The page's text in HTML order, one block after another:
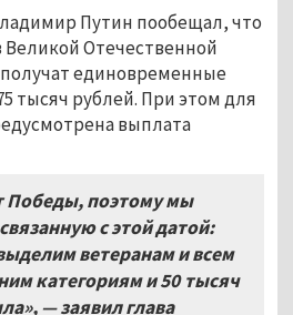
Путин пообещал, что
Отечественной
единовременные
тысяч рублей. При этом для
выплата
Победы, поэтому мы
с этой датой:
ветеранам и всем
категориям и 50 тысяч
— заявил глава